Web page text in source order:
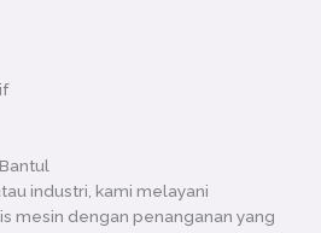
industri, kami melayani
mesin dengan penanganan yang